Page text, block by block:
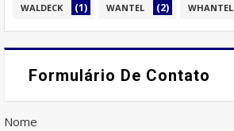
WALDECK (1) WANTEL (2) WHANTEL
Formulário De Contato
Nome